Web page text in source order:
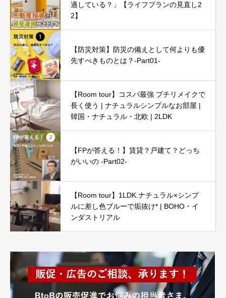
適している？」【ライフプランの見直し2
2】
【防災対策】防災の備えとして何よりも優
先すべきものとは？-Part01-
【Room tour】コスパ最強 プチリメイクで
長く使う | ナチュラルシンプルなお部屋 |
韓国・ナチュラル・北欧 | 2LDK
【FPが答える！】賃貸？戸建て？どっち
がいいの -Part02-
【Room tour】1LDK.ナチュラル×シンプ
ルに差し色ブルーで垢抜け* | BOHO・イ
ンダストリアル